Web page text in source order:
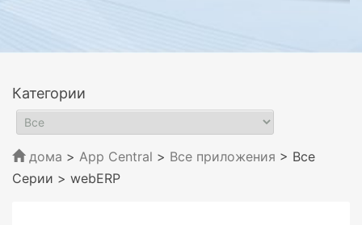
Категории
дома > App Central > Все приложения > Все
Серии > webERP